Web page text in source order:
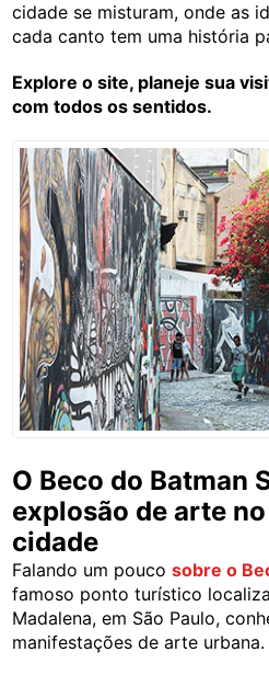
cidade se misturam, onde as
cada canto tem uma história
Explore o site, planeje sua
com todos os sentidos.
O Beco do Batman
explosão de arte
cidade
Falando um poucosobre o
famoso ponto turístico
Madalena, em São Paulo,
manifestações de arte urbana.